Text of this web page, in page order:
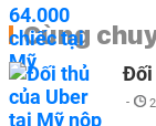
Cùng
Đối
-